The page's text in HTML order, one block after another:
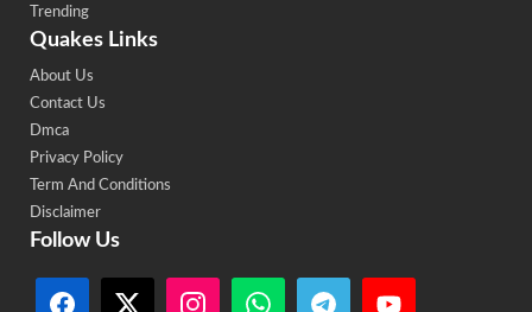
Trending
Quakes Links
About Us
Contact Us
Dmca
Privacy Policy
Term And Conditions
Disclaimer
Follow Us